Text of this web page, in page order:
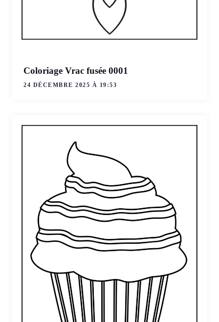
Coloriage Vrac fusée 0001
24 DÉCEMBRE 2025 À 19:53